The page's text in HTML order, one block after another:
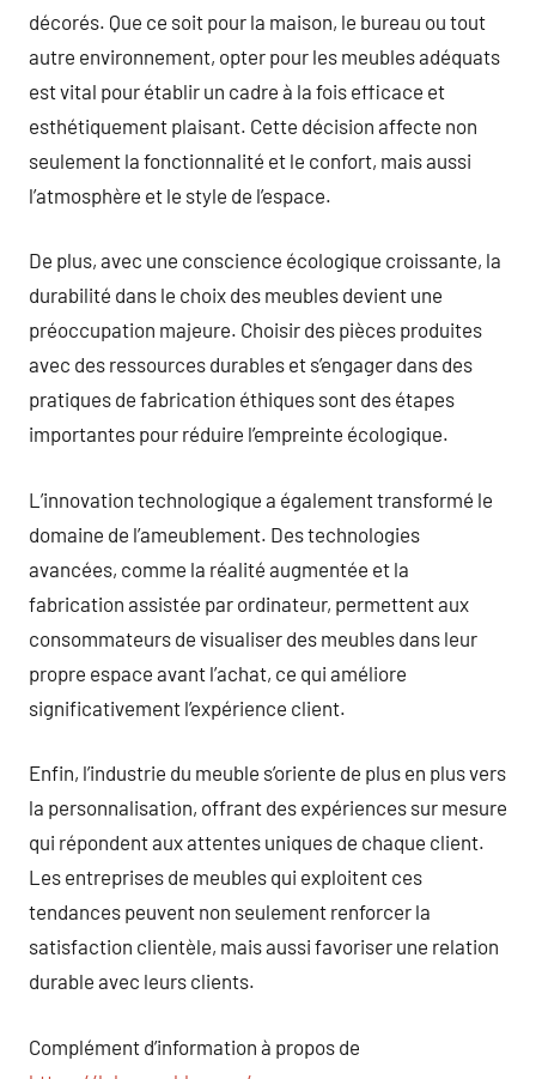
décorés. Que ce soit pour la maison, le bureau ou tout
autre environnement, opter pour les meubles adéquats
est vital pour établir un cadre à la fois efficace et
esthétiquement plaisant. Cette décision affecte non
seulement la fonctionnalité et le confort, mais aussi
l’atmosphère et le style de l’espace.
De plus, avec une conscience écologique croissante, la
durabilité dans le choix des meubles devient une
préoccupation majeure. Choisir des pièces produites
avec des ressources durables et s’engager dans des
pratiques de fabrication éthiques sont des étapes
importantes pour réduire l’empreinte écologique.
L’innovation technologique a également transformé le
domaine de l’ameublement. Des technologies
avancées, comme la réalité augmentée et la
fabrication assistée par ordinateur, permettent aux
consommateurs de visualiser des meubles dans leur
propre espace avant l’achat, ce qui améliore
significativement l’expérience client.
Enfin, l’industrie du meuble s’oriente de plus en plus vers
la personnalisation, offrant des expériences sur mesure
qui répondent aux attentes uniques de chaque client.
Les entreprises de meubles qui exploitent ces
tendances peuvent non seulement renforcer la
satisfaction clientèle, mais aussi favoriser une relation
durable avec leurs clients.
Complément d’information à propos de